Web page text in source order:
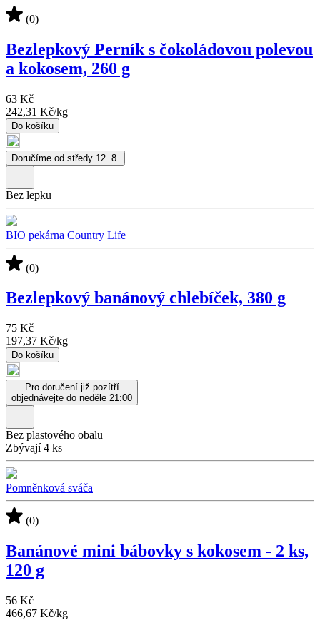
(0)
Bezlepkový Perník s čokoládovou polevou
a kokosem, 260 g
63 Kč
242,31 Kč/kg
Do košíku
Doručíme od středy 12. 8.
Bez lepku
BIO pekárna Country Life
(0)
Bezlepkový banánový chlebíček, 380 g
75 Kč
197,37 Kč/kg
Do košíku
Pro doručení již pozítří
objednávejte do neděle 21:00
Bez plastového obalu
Zbývají 4 ks
Pomněnková sváča
(0)
Banánové mini bábovky s kokosem - 2 ks,
120 g
56 Kč
466,67 Kč/kg